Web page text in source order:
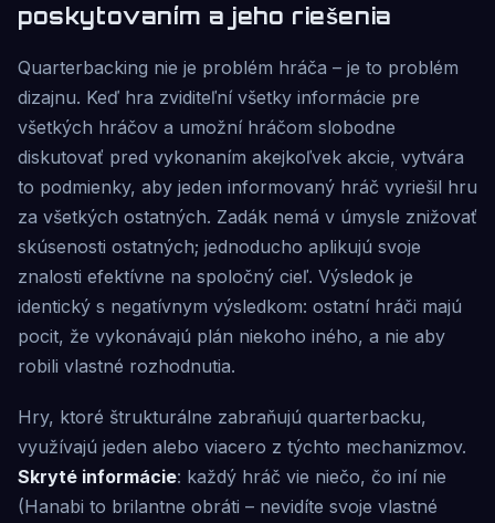
poskytovaním a jeho riešenia
Quarterbacking nie je problém hráča – je to problém
dizajnu. Keď hra zviditeľní všetky informácie pre
všetkých hráčov a umožní hráčom slobodne
diskutovať pred vykonaním akejkoľvek akcie, vytvára
to podmienky, aby jeden informovaný hráč vyriešil hru
za všetkých ostatných. Zadák nemá v úmysle znižovať
skúsenosti ostatných; jednoducho aplikujú svoje
znalosti efektívne na spoločný cieľ. Výsledok je
identický s negatívnym výsledkom: ostatní hráči majú
pocit, že vykonávajú plán niekoho iného, a nie aby
robili vlastné rozhodnutia.
Hry, ktoré štrukturálne zabraňujú quarterbacku,
využívajú jeden alebo viacero z týchto mechanizmov.
Skryté informácie: každý hráč vie niečo, čo iní nie
(Hanabi to brilantne obráti – nevidíte svoje vlastné